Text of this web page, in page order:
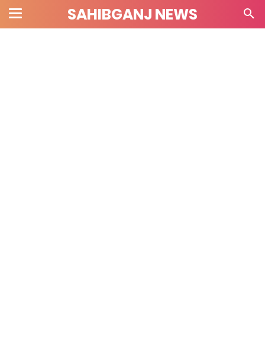
SAHIBGANJ NEWS